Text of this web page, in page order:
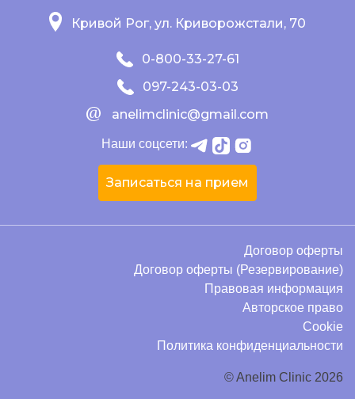
Кривой Рог, ул. Криворожстали, 70
0-800-33-27-61
097-243-03-03
anelimclinic@gmail.com
Наши соцсети:
Записаться на прием
Договор оферты
Договор оферты (Резервирование)
Правовая информация
Авторское право
Cookie
Политика конфиденциальности
© Anelim Clinic 2026